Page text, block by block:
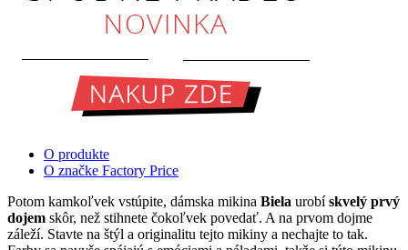
O produkte
O značke Factory Price
Potom kamkoľvek vstúpite, dámska mikina Biela urobískvelý prvý
dojem skôr, než stihnete čokoľvek povedať. A na prvom dojme
záleží. Stavte na štýl a originalitu tejto mikiny a nechajte to tak.